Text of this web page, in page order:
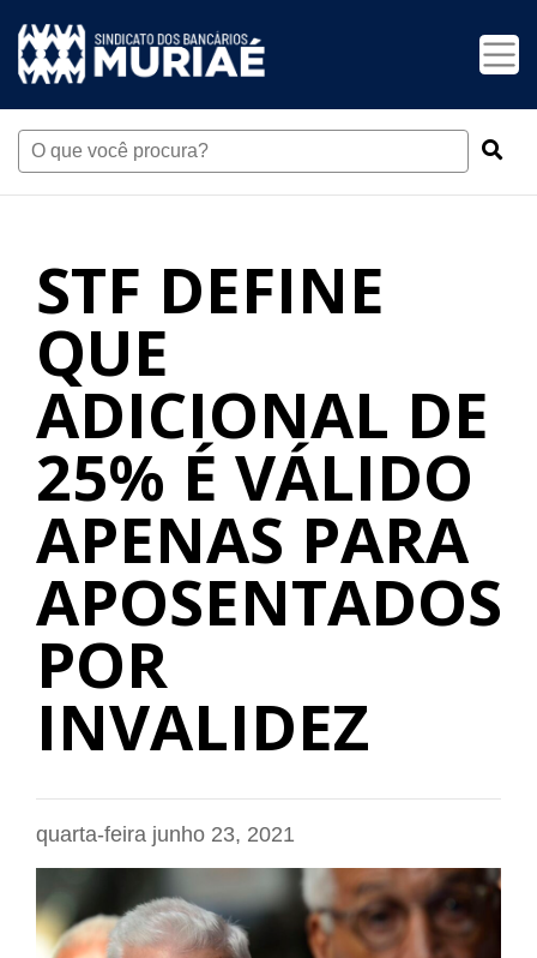
STF DEFINE
QUE
ADICIONAL DE
25% É VÁLIDO
APENAS PARA
APOSENTADOS
POR
INVALIDEZ
quarta-feira junho 23, 2021